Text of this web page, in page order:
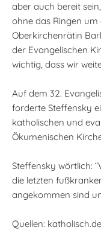
aber auch bereit
ohne das Ringen um
Oberkirchenrätin
der Evangelischen
wichtig, dass wir
Auf dem 32.
forderte Steffensky
katholischen und
Ökumenischen
Steffensky wörtlich:
die letzten
angekommen sind
Quellen: